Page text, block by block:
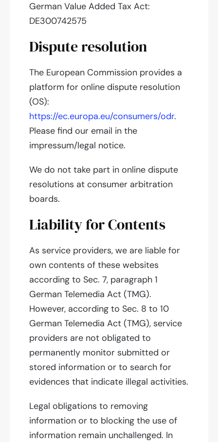
German Value Added Tax Act:
DE300742575
Dispute resolution
The European Commission provides a
platform for online dispute resolution
(OS):
https://ec.europa.eu/consumers/odr.
Please find our email in the
impressum/legal notice.
We do not take part in online dispute
resolutions at consumer arbitration
boards.
Liability for Contents
As service providers, we are liable for
own contents of these websites
according to Sec. 7, paragraph 1
German Telemedia Act (TMG).
However, according to Sec. 8 to 10
German Telemedia Act (TMG), service
providers are not obligated to
permanently monitor submitted or
stored information or to search for
evidences that indicate illegal activities.
Legal obligations to removing
information or to blocking the use of
information remain unchallenged. In